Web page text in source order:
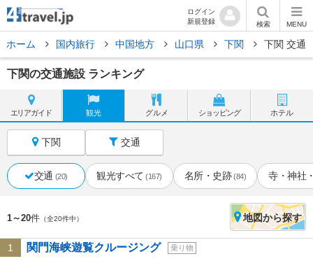
ログイン
新規登録
検索 MENU
ホーム 国内旅行 中国地方 山口県 下関 下関 交通
下関の交通施設 ランキング
エリアガイド 観光 グルメ ショッピング ホテル
下関 交通
交通 (20) 観光すべて (167) 名所・史跡 (84) 寺・神社
1～20件 （全20件中） 地図から探す
1 関門海峡遊覧クルージング 乗り物